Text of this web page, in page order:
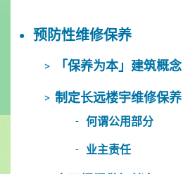
预防性维修保养
「保养为本」建筑概念
制定长远楼宇维修保养
何谓公用部分
业主责任